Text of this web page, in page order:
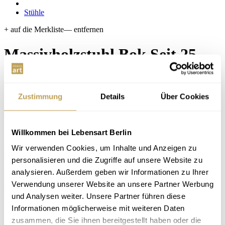
Zustimmung Details Über Cookies
Willkommen bei Lebensart Berlin
Wir verwenden Cookies, um Inhalte und Anzeigen zu
personalisieren und die Zugriffe auf unsere Website zu
analysieren. Außerdem geben wir Informationen zu Ihrer
Verwendung unserer Website an unsere Partner Werbung
und Analysen weiter. Unsere Partner führen diese
Informationen möglicherweise mit weiteren Daten
zusammen, die Sie ihnen bereitgestellt haben oder die
Stühle
+ auf die Merkliste— entfernen
Massivholzstuhl Bok Seit 25
Jahren Design-Möbel zu fairen
Preisen
eine besondere Ruhe zu geben. Dieses Modell aus Massivholz
vereint Handwerkskunst und Leichtigkeit auf eine ganz
selbstverständliche Weise. Die organisch geformte Rückenlehne
sorgt für angenehmen Halt, ohne einzuengen – ideal für lange
Gespräche am Tisch. In verschiedenen Holzausführungen erhältlich
und dadurch vielseitig kombinierbar.
Lassen Sie sich gerne bei uns in Berlin-Steglitz beraten.